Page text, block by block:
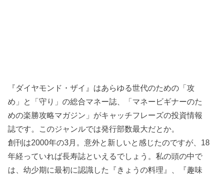
『ダイヤモンド・ザイ』はあらゆる世代のための「攻
め」と「守り」の総合マネー誌、「マネービギナーのた
めの楽勝攻略マガジン」がキャッチフレーズの投資情報
誌です。このジャンルでは発行部数最大だとか。
創刊は2000年の3月。意外と新しいと感じたのですが、18
年経っていれば長寿誌といえるでしょう。私の頭の中で
は、幼少期に最初に認識した『きょうの料理』、『趣味